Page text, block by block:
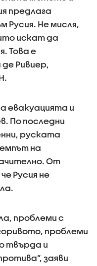
предлага
Русия. Не мисля,
искат да
Това е
Ривиер,
евакуацията и
По последни
руската
на
От
Русия не
проблеми с
проблеми
твърда и
заяви